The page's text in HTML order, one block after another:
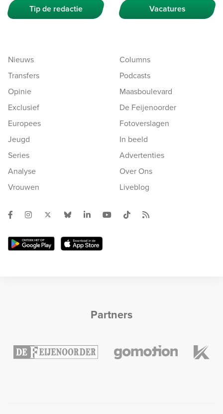
Tip de redactie Vacatures
Nieuws
Transfers
Opinie
Exclusief
Europees
Jeugd
Series
Analyse
Vrouwen
Columns
Podcasts
Maasboulevard
De Feijenoorder
Fotoverslagen
In beeld
Advertenties
Over Ons
Liveblog
Partners